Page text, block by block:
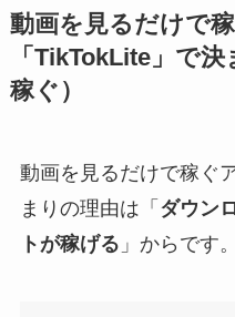
動画を見るだけで
「TikTokLite」で
稼ぐ）
動画を見るだけで稼ぐ
まりの理由は「 ダウン
トが稼げる 」からです。